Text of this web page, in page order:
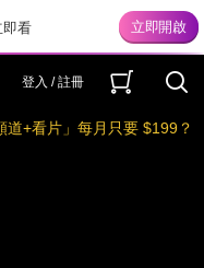
即看
登入 / 註冊
道+看片」每月只要 $199？